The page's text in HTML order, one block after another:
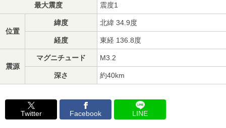
最大震度 震度1
位置
緯度 北緯 34.9度
経度 東経 136.8度
震源
マグニチュード M3.2
深さ 約40km
Twitter Facebook LINE